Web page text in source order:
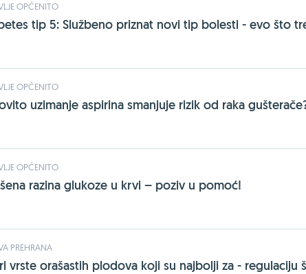
OPĆENITO
tip 5: Službeno priznat novi tip bolesti - evo što
OPĆENITO
uzimanje aspirina smanjuje rizik od raka
OPĆENITO
razina glukoze u krvi – poziv u pomoć!
PREHRANA
vrste orašastih plodova koji su najbolji za - regulaciju